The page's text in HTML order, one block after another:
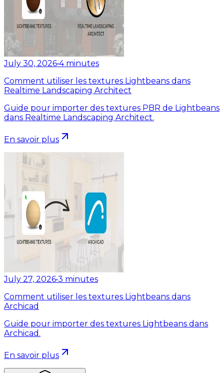
July 30, 2026•4 minutes
Comment utiliser les textures Lightbeans dans
Realtime Landscaping Architect
Guide pour importer des textures PBR de Lightbeans
dans Realtime Landscaping Architect.
En savoir plus
July 27, 2026•3 minutes
Comment utiliser les textures Lightbeans dans
Archicad
Guide pour importer des textures Lightbeans dans
Archicad.
En savoir plus